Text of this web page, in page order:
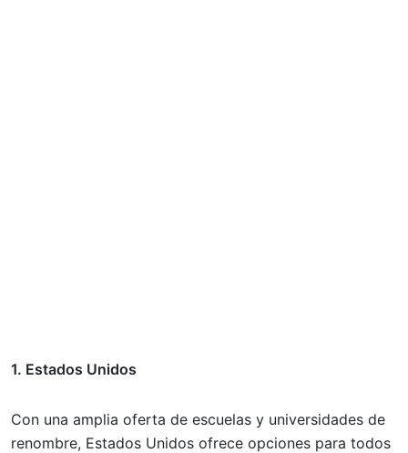
1. Estados Unidos
Con una amplia oferta de escuelas y universidades de
renombre, Estados Unidos ofrece opciones para todos